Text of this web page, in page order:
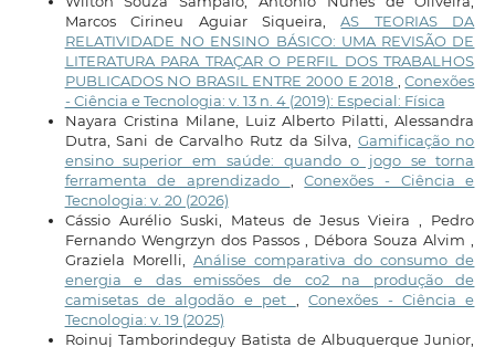
Marcos Cirineu Aguiar Siqueira,AS TEORIAS DA
RELATIVIDADE NO ENSINO BÁSICO: UMA REVISÃO DE
LITERATURA PARA TRAÇAR O PERFIL DOS TRABALHOS
PUBLICADOS NO BRASIL ENTRE 2000 E 2018 ,Conexões
- Ciência e Tecnologia: v. 13 n. 4 (2019): Especial: Física
Nayara Cristina Milane, Luiz Alberto Pilatti, Alessandra
Dutra, Sani de Carvalho Rutz da Silva, Gamificação no
ensino superior em saúde: quando o jogo se torna
ferramenta de aprendizado ,Conexões - Ciência e
Tecnologia: v. 20 (2026)
Cássio Aurélio Suski, Mateus de Jesus Vieira , Pedro
Fernando Wengrzyn dos Passos , Débora Souza Alvim ,
Graziela Morelli, Análise comparativa do consumo de
energia e das emissões de co2 na produção de
camisetas de algodão e pet ,Conexões - Ciência e
Tecnologia: v. 19 (2025)
Roinuj Tamborindeguy Batista de Albuquerque Junior,